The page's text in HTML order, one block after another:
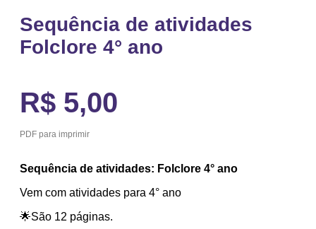
Sequência de atividades
Folclore 4° ano
R$ 5,00
PDF para imprimir
Sequência de atividades: Folclore 4° ano
Vem com atividades para 4° ano
🌟São 12 páginas.